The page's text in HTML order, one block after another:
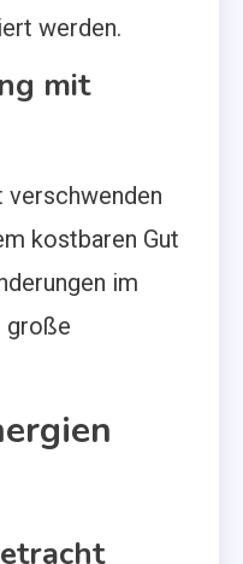
werden.
mit
kostbaren Gut
im
große